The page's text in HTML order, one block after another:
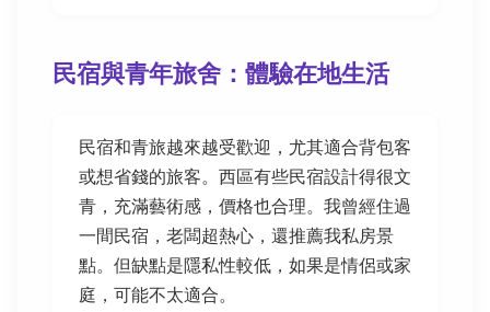
民宿與青年旅舍：體驗在地生活
民宿和青旅越來越受歡迎，尤其適合背包客
或想省錢的旅客。西區有些民宿設計得很文
青，充滿藝術感，價格也合理。我曾經住過
一間民宿，老闆超熱心，還推薦我私房景
點。但缺點是隱私性較低，如果是情侶或家
庭，可能不太適合。